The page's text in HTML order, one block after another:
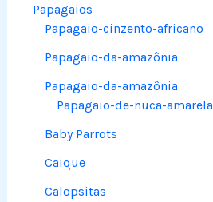
Papagaios
Papagaio-cinzento-africano
Papagaio-da-amazônia
Papagaio-da-amazônia
Papagaio-de-nuca-amarela
Baby Parrots
Caique
Calopsitas